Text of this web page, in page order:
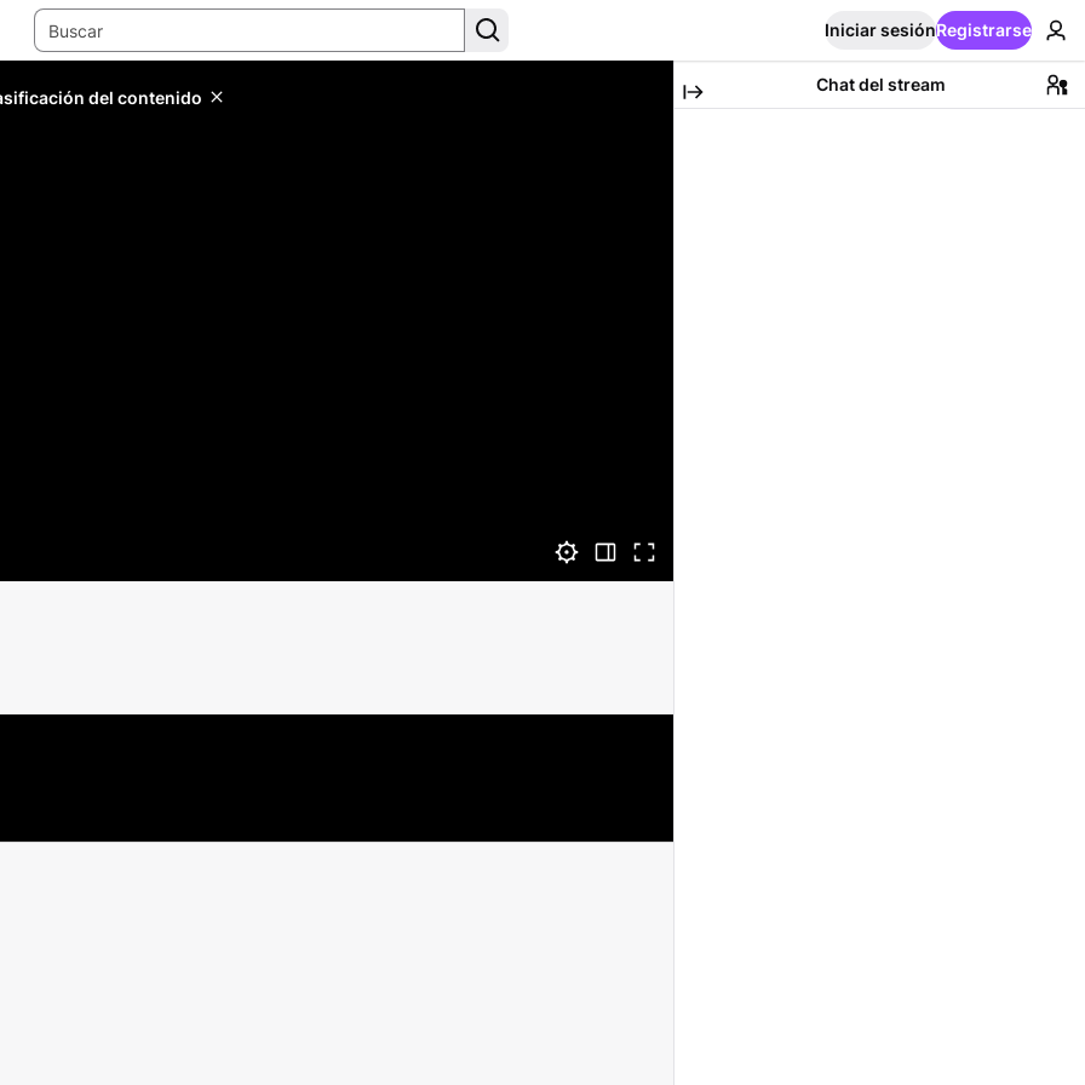
Iniciar sesiónRegistrarse
del contenido
Chat del stream